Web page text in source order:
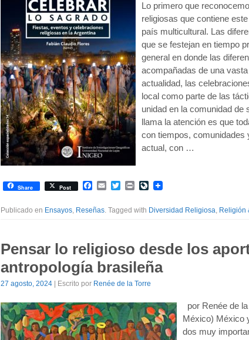
Lo primero que
religiosas que contiene
país multicultural. Las
que se festejan en tiempo
general en donde las
acompañadas de una
actualidad, las
local como parte de las
unidad en la comunidad de
llama la atención es que
con tiempos, comunidades
actual, con …
Share Post Facebook
EmailTwitterPrintLiveJournal
Publicado en Ensayos, Reseñas. Tagged with Diversidad Religiosa, Religión
Pensar lo religioso desde los
antropología brasileña
27 agosto, 2024 | Escrito por Renée de la Torre
por Renée de
México) México
dos muy